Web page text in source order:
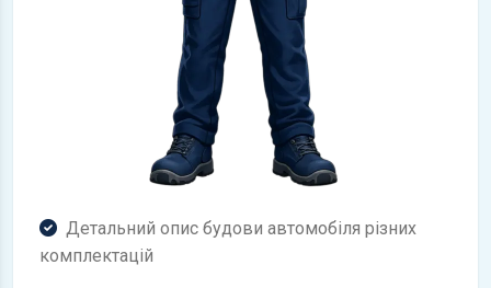
Детальний опис будови автомобіля різних
комплектацій